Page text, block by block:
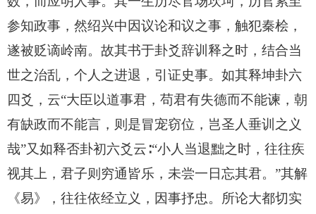
参知政事，然绍兴中因议论和议之事，触犯秦桧，
遂被贬谪岭南。故其书于卦爻辞训释之时，结合当
世之治乱，个人之进退，引证史事。如其释坤卦六
四爻，云“大臣以道事君，苟君有失德而不能谏，朝
有缺政而不能言，则是冒宠窃位，岂圣人垂训之义
哉”又如释否卦初六爻云∶“小人当退黜之时，往往疾
视其上，君子则穷通皆乐，未尝一日忘其君。”其解
《易》，往往依经立义，因事抒忠。所论大都切实